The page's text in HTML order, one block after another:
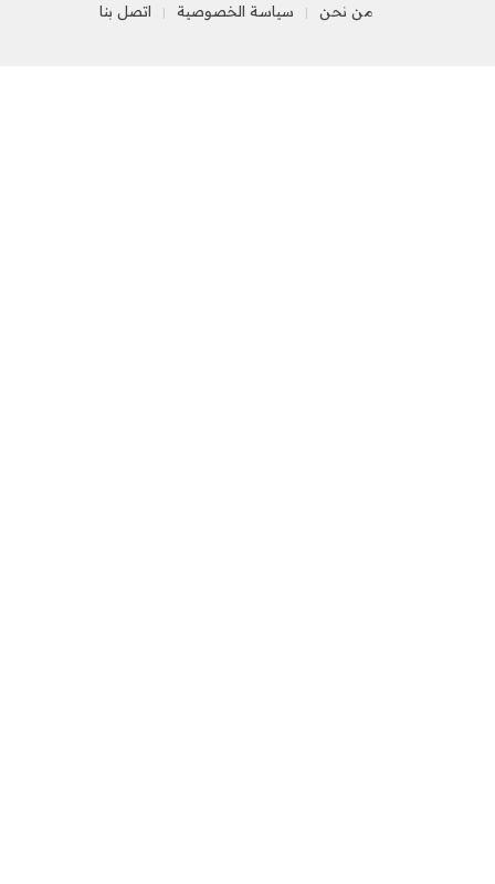
من نحن سياسة الخصوصية اتصل بنا